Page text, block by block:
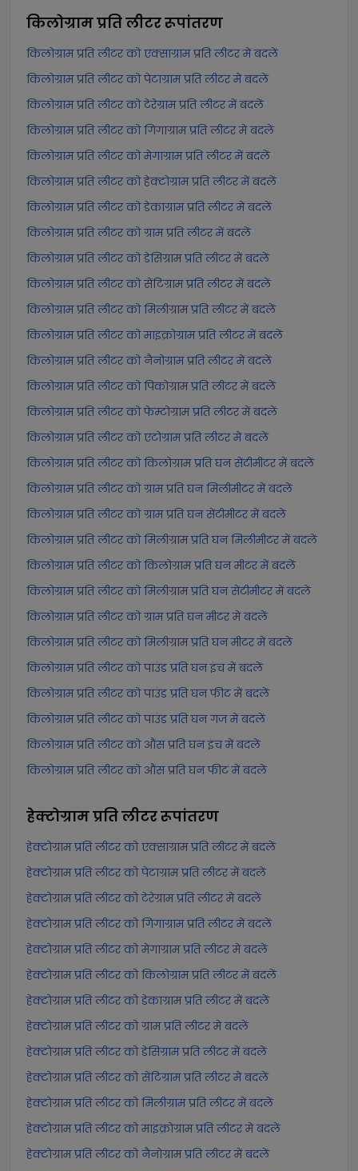
किलोग्राम प्रति लीटररूपांतरण
किलोग्राम प्रति लीटर को एक्साग्राम प्रति लीटर में बदलें
किलोग्राम प्रति लीटर को पेटाग्राम प्रति लीटर में बदलें
किलोग्राम प्रति लीटर को टेरेग्राम प्रति लीटर में बदलें
किलोग्राम प्रति लीटर को गिगाग्राम प्रति लीटर में बदलें
किलोग्राम प्रति लीटर को मेगाग्राम प्रति लीटर में बदलें
किलोग्राम प्रति लीटर को हेक्टोग्राम प्रति लीटर में बदलें
किलोग्राम प्रति लीटर को डेकाग्राम प्रति लीटर में बदलें
किलोग्राम प्रति लीटर को ग्राम प्रति लीटर में बदलें
किलोग्राम प्रति लीटर को डेसिग्राम प्रति लीटर में बदलें
किलोग्राम प्रति लीटर को सेंटिग्राम प्रति लीटर में बदलें
किलोग्राम प्रति लीटर को मिलीग्राम प्रति लीटर में बदलें
किलोग्राम प्रति लीटर को माइक्रोग्राम प्रति लीटर में बदलें
किलोग्राम प्रति लीटर को नैनोग्राम प्रति लीटर में बदलें
किलोग्राम प्रति लीटर को पिकोग्राम प्रति लीटर में बदलें
किलोग्राम प्रति लीटर को फेम्टोग्राम प्रति लीटर में बदलें
किलोग्राम प्रति लीटर को एटोग्राम प्रति लीटर में बदलें
किलोग्राम प्रति लीटर को किलोग्राम प्रति घन सेंटीमीटर में बदलें
किलोग्राम प्रति लीटर को ग्राम प्रति घन मिलीमीटर में बदलें
किलोग्राम प्रति लीटर को ग्राम प्रति घन सेंटीमीटर में बदलें
किलोग्राम प्रति लीटर को मिलीग्राम प्रति घन मिलीमीटर में बदलें
किलोग्राम प्रति लीटर को किलोग्राम प्रति घन मीटर में बदलें
किलोग्राम प्रति लीटर को मिलीग्राम प्रति घन सेंटीमीटर में बदलें
किलोग्राम प्रति लीटर को ग्राम प्रति घन मीटर में बदलें
किलोग्राम प्रति लीटर को मिलीग्राम प्रति घन मीटर में बदलें
किलोग्राम प्रति लीटर को पाउंड प्रति घन इंच में बदलें
किलोग्राम प्रति लीटर को पाउंड प्रति घन फीट में बदलें
किलोग्राम प्रति लीटर को पाउंड प्रति घन गज में बदलें
किलोग्राम प्रति लीटर को औंस प्रति घन इंच में बदलें
किलोग्राम प्रति लीटर को औंस प्रति घन फीट में बदलें
हेक्टोग्राम प्रति लीटररूपांतरण
हेक्टोग्राम प्रति लीटर को एक्साग्राम प्रति लीटर में बदलें
हेक्टोग्राम प्रति लीटर को पेटाग्राम प्रति लीटर में बदलें
हेक्टोग्राम प्रति लीटर को टेरेग्राम प्रति लीटर में बदलें
हेक्टोग्राम प्रति लीटर को गिगाग्राम प्रति लीटर में बदलें
हेक्टोग्राम प्रति लीटर को मेगाग्राम प्रति लीटर में बदलें
हेक्टोग्राम प्रति लीटर को किलोग्राम प्रति लीटर में बदलें
हेक्टोग्राम प्रति लीटर को डेकाग्राम प्रति लीटर में बदलें
हेक्टोग्राम प्रति लीटर को ग्राम प्रति लीटर में बदलें
हेक्टोग्राम प्रति लीटर को डेसिग्राम प्रति लीटर में बदलें
हेक्टोग्राम प्रति लीटर को सेंटिग्राम प्रति लीटर में बदलें
हेक्टोग्राम प्रति लीटर को मिलीग्राम प्रति लीटर में बदलें
हेक्टोग्राम प्रति लीटर को माइक्रोग्राम प्रति लीटर में बदलें
हेक्टोग्राम प्रति लीटर को नैनोग्राम प्रति लीटर में बदलें